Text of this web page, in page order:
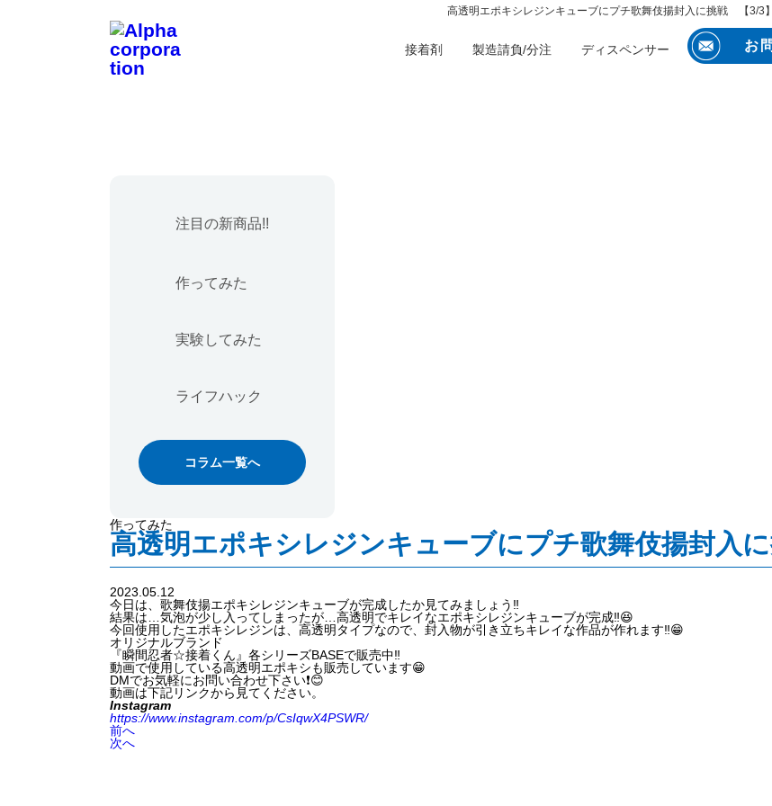
高透明エポキシレジンキューブにプチ歌舞伎揚封入に挑戦 【3/3
接着剤 製造請負/分注 ディスペンサー お
注目の新商品!!
作ってみた
実験してみた
ライフハック
コラム一覧へ
作ってみた
高透明エポキシレジンキューブにプチ歌舞伎揚封入
2023.05.12
今日は、歌舞伎揚エポキシレジンキューブが完成したか見てみましょう‼️
結果は…気泡が少し入ってしまったが…高透明でキレイなエポキシレジンキューブが完成‼️😆
今回使用したエポキシレジンは、高透明タイプなので、封入物が引き立ちキレイな作品が作れます‼️😁
オリジナルブランド
『瞬間忍者☆接着くん』各シリーズBASEで販売中‼️
動画で使用している高透明エポキシも販売しています😁
DMでお気軽にお問い合わせ下さい❗️😊
動画は下記リンクから見てください。
Instagram
https://www.instagram.com/p/CsIqwX4PSWR/
前へ
次へ